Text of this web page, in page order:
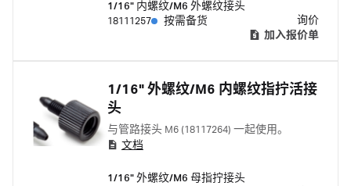
18117263
1/16" 内螺纹/M6 外螺纹接头
18111257
按需备货
询价
加入报价单
1/16" 外螺纹/M6 内螺纹指拧活接
头
与管路接头 M6 (18117264) 一起使用。
文档
1/16" 外螺纹/M6 母指拧接头